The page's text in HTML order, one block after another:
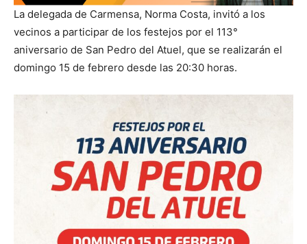
La delegada de Carmensa, Norma Costa, invitó a los
vecinos a participar de los festejos por el 113°
aniversario de San Pedro del Atuel, que se realizarán el
domingo 15 de febrero desde las 20:30 horas.